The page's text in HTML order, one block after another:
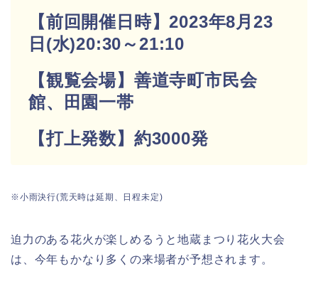
【前回開催日時】2023年8月23
日(水)20:30～21:10
【観覧会場】善道寺町市民会
館、田園一帯
【打上発数】約3000発
※小雨決行(荒天時は延期、日程未定)
迫力のある花火が楽しめるうと地蔵まつり花火大会
は、今年もかなり多くの来場者が予想されます。